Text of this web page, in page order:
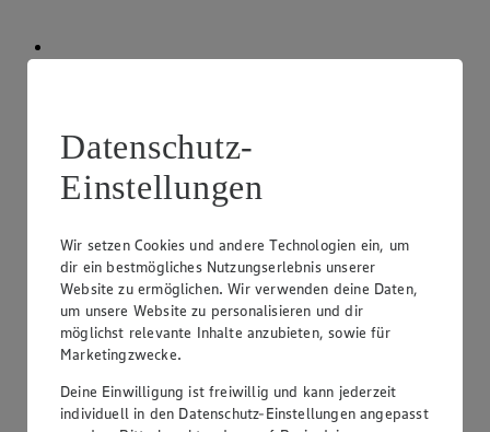
Datenschutz-
Einstellungen
Wir setzen Cookies und andere Technologien ein, um
dir ein bestmögliches Nutzungserlebnis unserer
Website zu ermöglichen. Wir verwenden deine Daten,
um unsere Website zu personalisieren und dir
möglichst relevante Inhalte anzubieten, sowie für
Marketingzwecke.
Deine Einwilligung ist freiwillig und kann jederzeit
individuell in den Datenschutz-Einstellungen angepasst